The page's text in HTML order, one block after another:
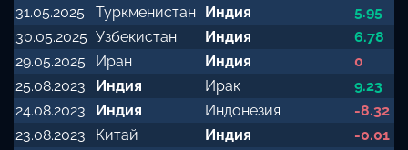
31.05.2025
Туркменистан Индия
5.95
30.05.2025 Узбекистан Индия
6.78
29.05.2025
Иран Индия
0
25.08.2023
Индия Ирак
9.23
24.08.2023
Индия Индонезия
-8.32
23.08.2023
Китай Индия
-0.01